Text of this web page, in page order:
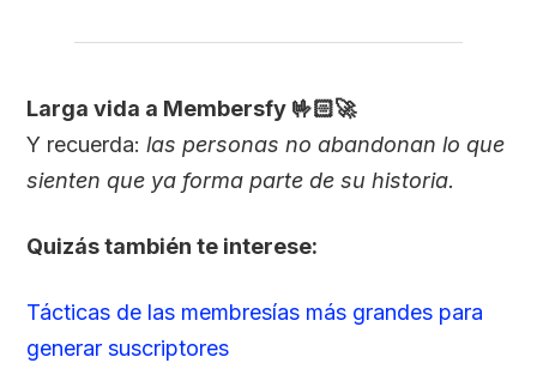
Larga vida a Membersfy 🤟🏻🚀
Y recuerda: las personas no abandonan lo que
sienten que ya forma parte de su historia.
Quizás también te interese:
Tácticas de las membresías más grandes para
generar suscriptores